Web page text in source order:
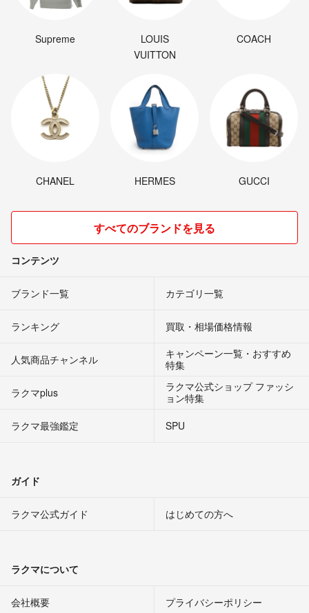
Supreme
LOUIS
VUITTON
COACH
CHANEL HERMES GUCCI
すべてのブランドを見る
コンテンツ
ブランド一覧 カテゴリ一覧
ランキング 買取・相場価格情報
人気商品チャンネル
キャンペーン一覧・おすすめ
特集
ラクマplus
ラクマ公式ショップ ファッシ
ョン特集
ラクマ最強鑑定
SPU
ガイド
ラクマ公式ガイド はじめての方へ
ラクマについて
会社概要 プライバシーポリシー